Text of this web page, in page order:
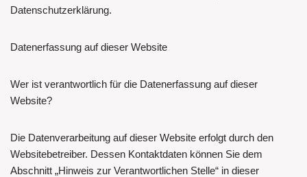
Datenschutzerklärung.
Datenerfassung auf dieser Website
Wer ist verantwortlich für die Datenerfassung auf dieser
Website?
Die Datenverarbeitung auf dieser Website erfolgt durch den
Websitebetreiber. Dessen Kontaktdaten können Sie dem
Abschnitt „Hinweis zur Verantwortlichen Stelle“ in dieser